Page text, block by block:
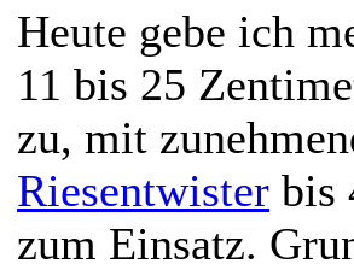
Heute gebe ich
11 bis 25
zu, mit
Riesentwister bis
zum Einsatz.